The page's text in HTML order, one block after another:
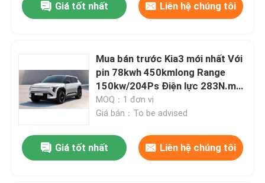
Ô tô điện hiệu suất cao
Ô tô EV tầm xa
Xe điện nhỏ
Giá tốt nhất Liên hệ chúng tôi
Mua bán trước Kia3 mới nhất Với
pin 78kwh 450kmlong Range
150kw/204Ps Điện lực 283N.m
mô-men xoắn Đơn giản là xe điện
MOQ：1 đơn vị
Giá bán：To be advised
Giá tốt nhất Liên hệ chúng tôi